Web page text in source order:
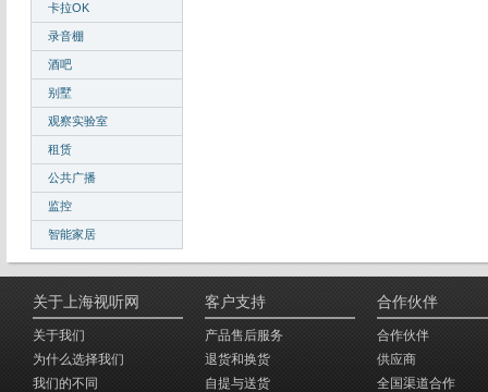
卡拉OK
录音棚
酒吧
别墅
观察实验室
租赁
公共广播
监控
智能家居
关于上海视听网
关于我们
为什么选择我们
我们的不同
客户支持
产品售后服务
退货和换货
自提与送货
合作伙伴
合作伙伴
供应商
全国渠道合作